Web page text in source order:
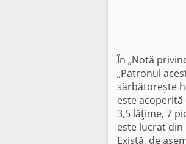
În „Notă
„Patronul
sărbătorește
este
3,5 lăţime, 7
este lucrat
Există, de